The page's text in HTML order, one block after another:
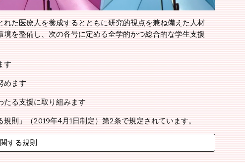
た医療人を養成するとともに研究的視点を兼ね備えた人材
を整備し、次の各号に定める全学的かつ総合的な学生支援
す
めます
たる支援に取り組みます
則」（2019年4月1日制定）第2条で規定されています。
する規則